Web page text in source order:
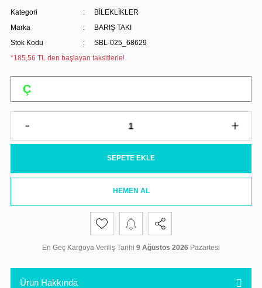
Kategori
BİLEKLİKLER
Marka
BARIŞ TAKI
Stok Kodu
SBL-025_68629
*185,56 TL den başlayan taksitlerle!
SEPETE EKLE
HEMEN AL
En Geç Kargoya Veriliş Tarihi 9 Ağustos 2026 Pazartesi
Ürün Hakkında